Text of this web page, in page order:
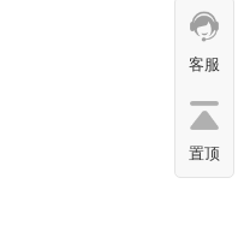
客服
置顶